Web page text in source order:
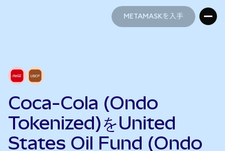
METAMASKを入手
Coca-Cola (Ondo
Tokenized)をUnited
States Oil Fund (Ondo